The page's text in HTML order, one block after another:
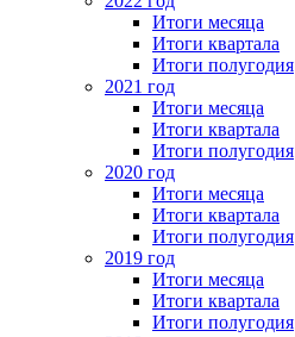
Итоги месяца
Итоги квартала
Итоги полугодия
2021 год
Итоги месяца
Итоги квартала
Итоги полугодия
2020 год
Итоги месяца
Итоги квартала
Итоги полугодия
2019 год
Итоги месяца
Итоги квартала
Итоги полугодия